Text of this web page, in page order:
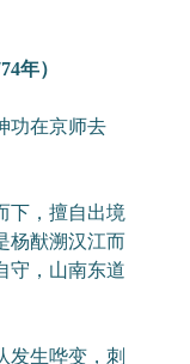
年）
在京师去
，擅自出境
杨猷溯汉江而
守，山南东道
生哗变，刺